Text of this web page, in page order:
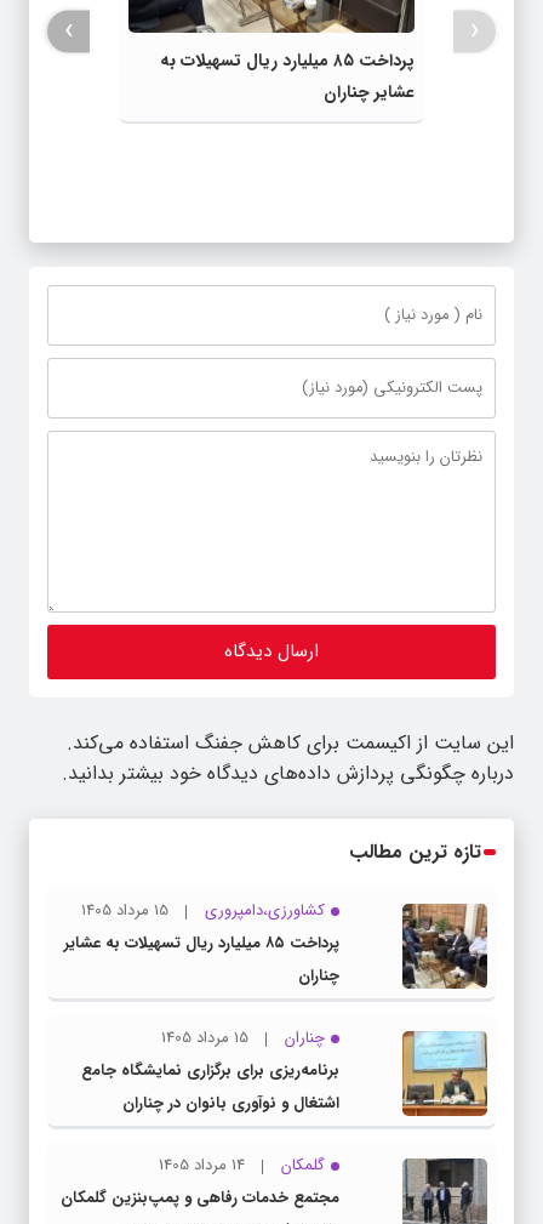
پرداخت ۸۵ میلیارد ریال تسهیلات به
عشایر چناران
‹
›
این سایت از اکیسمت برای کاهش جفنگ استفاده می‌کند.
درباره چگونگی پردازش داده‌های دیدگاه خود بیشتر بدانید.
تازه ترین مطالب
کشاورزی،دامپروری
15 مرداد 1405
پرداخت ۸۵ میلیارد ریال تسهیلات به عشایر
چناران
چناران
15 مرداد 1405
برنامه‌ریزی برای برگزاری نمایشگاه جامع
اشتغال و نوآوری بانوان در چناران
گلمکان
14 مرداد 1405
مجتمع خدمات رفاهی و پمپ‌بنزین گلمکان